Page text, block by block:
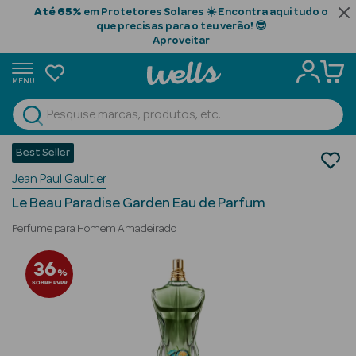
Até 65% em Protetores Solares ☀️ Encontra aqui tudo o
que precisas para o teu verão! 😎
Aproveitar
MENU
Ver Tudo
Beauty Season
Beauty Season
Cabelo
Beauty Season
Cosmética
Perfumes
Perfumes Homem
Eau de Parfum
Best Seller
Jean Paul Gaultier
Le Beau Paradise Garden Eau de Parfum
Perfume para Homem Amadeirado
36%
SOBRE PVPR